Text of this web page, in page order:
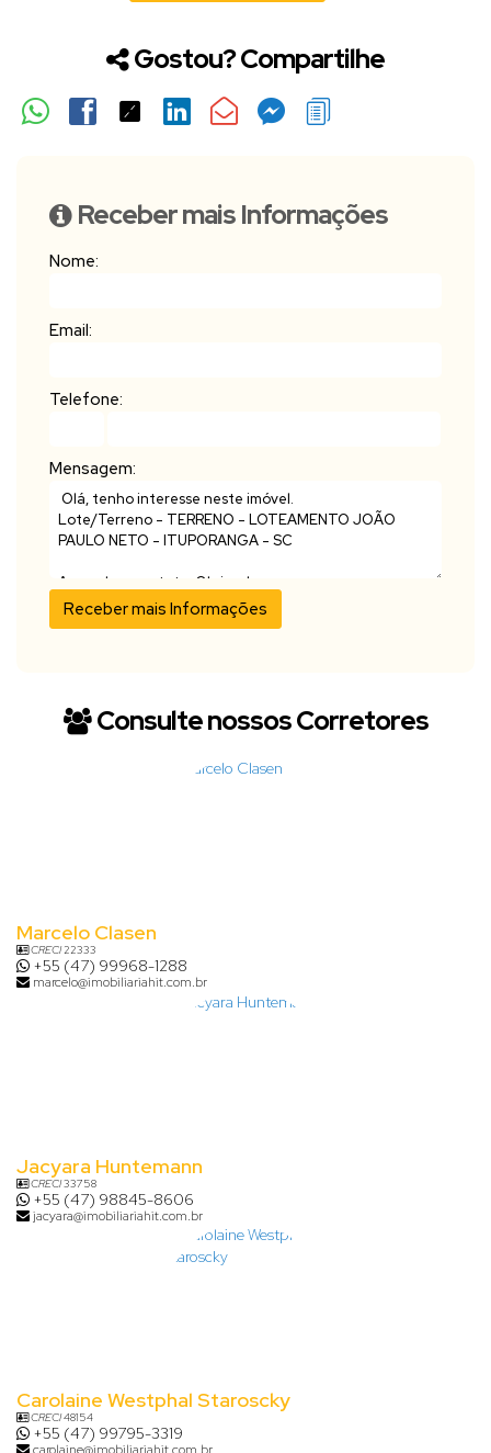
Gostou? Compartilhe
Receber mais Informações
Nome:
Email:
Telefone:
Mensagem:
Consulte nossos Corretores
Marcelo Clasen
CRECI22333
+55 (47) 99968-1288
marcelo@imobiliariahit.com.br
Jacyara Huntemann
CRECI33758
+55 (47) 98845-8606
jacyara@imobiliariahit.com.br
Carolaine Westphal Staroscky
CRECI48154
+55 (47) 99795-3319